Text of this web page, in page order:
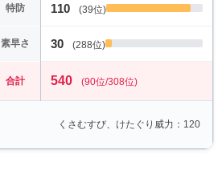
特防 110 (39位)
素早さ 30 (288位)
合計 540 (90位/308位)
くさむすび、けたぐり威力：120